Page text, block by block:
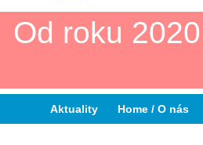
Od roku
Aktuality Home / O nás